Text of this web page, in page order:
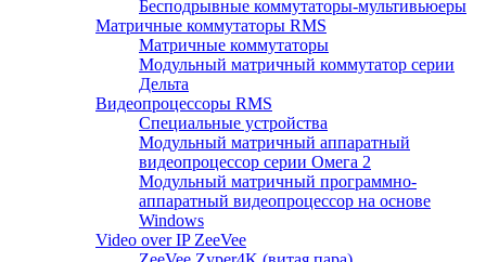
Бесподрывные коммутаторы-мультивьюеры
Матричные коммутаторы RMS
Матричные коммутаторы
Модульный матричный коммутатор серии
Дельта
Видеопроцессоры RMS
Специальные устройства
Модульный матричный аппаратный
видеопроцессор серии Омега 2
Модульный матричный программно-
аппаратный видеопроцессор на основе
Windows
Video over IP ZeeVee